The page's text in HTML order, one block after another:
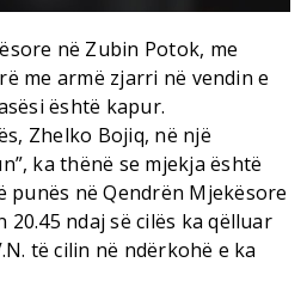
në Zubin Potok, me
me armë zjarri në vendin e
është kapur.
Zhelko Bojiq, në një
ka thënë se mjekja është
punës në Qendrën Mjekësore
ndaj së cilës ka qëlluar
të cilin në ndërkohë e ka